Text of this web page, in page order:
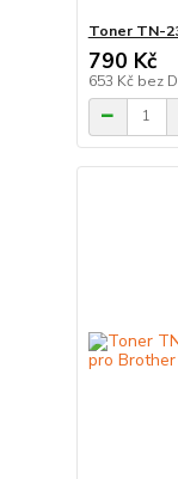
Toner TN-
790 Kč
653 Kč bez